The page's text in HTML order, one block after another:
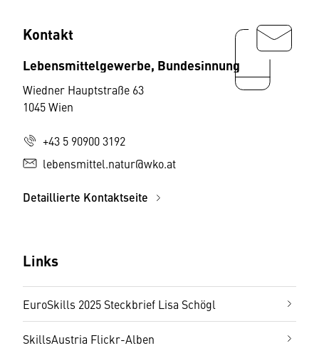
Kontakt
Lebensmittelgewerbe, Bundesinnung
Wiedner Hauptstraße 63
1045 Wien
+43 5 90900 3192
lebensmittel.natur@wko.at
Detaillierte Kontaktseite
Links
EuroSkills 2025 Steckbrief Lisa Schögl
SkillsAustria Flickr-Alben